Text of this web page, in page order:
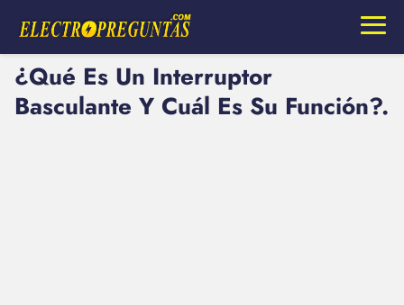
¿Qué Es Un Interruptor
Basculante Y Cuál Es Su Función?.